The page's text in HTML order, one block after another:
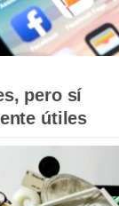
pero sí
útiles